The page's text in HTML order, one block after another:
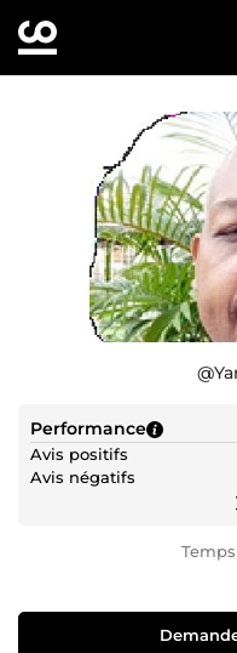
@
Performance
Avis positifs
Avis négatifs